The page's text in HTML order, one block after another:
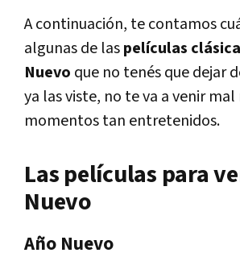
A continuación, te contamos
algunas de laspelículas
Nuevo que no tenés que dejar
ya las viste, no te va a venir mal
momentos tan entretenidos.
Las películas para
Nuevo
Año Nuevo